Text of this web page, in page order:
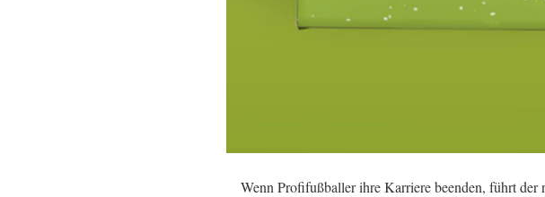
Wenn Profifußballer ihre Karriere beenden, führt